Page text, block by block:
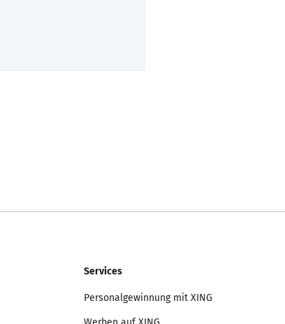
Services
Personalgewinnung mit XING